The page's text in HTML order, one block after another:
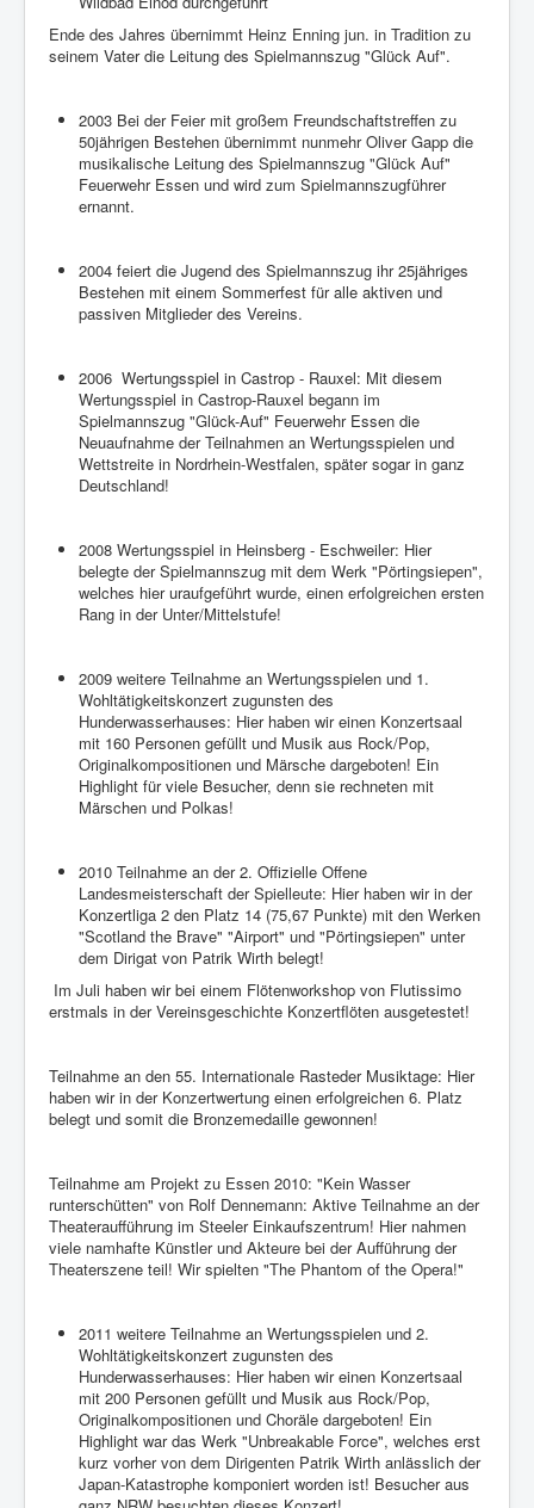
Ende des Jahres übernimmt Heinz Enning jun. in Tradition zu
seinem Vater die Leitung des Spielmannszug "Glück Auf".
2003 Bei der Feier mit großem Freundschaftstreffen zu
50jährigen Bestehen übernimmt nunmehr Oliver Gapp die
musikalische Leitung des Spielmannszug "Glück Auf"
Feuerwehr Essen und wird zum Spielmannszugführer
ernannt.
2004 feiert die Jugend des Spielmannszug ihr 25jähriges
Bestehen mit einem Sommerfest für alle aktiven und
passiven Mitglieder des Vereins.
2006 Wertungsspiel in Castrop - Rauxel: Mit diesem
Wertungsspiel in Castrop-Rauxel begann im
Spielmannszug "Glück-Auf" Feuerwehr Essen die
Neuaufnahme der Teilnahmen an Wertungsspielen und
Wettstreite in Nordrhein-Westfalen, später sogar in ganz
Deutschland!
2008 Wertungsspiel in Heinsberg - Eschweiler: Hier
belegte der Spielmannszug mit dem Werk "Pörtingsiepen",
welches hier uraufgeführt wurde, einen erfolgreichen ersten
Rang in der Unter/Mittelstufe!
2009 weitere Teilnahme an Wertungsspielen und 1.
Wohltätigkeitskonzert zugunsten des
Hunderwasserhauses: Hier haben wir einen Konzertsaal
mit 160 Personen gefüllt und Musik aus Rock/Pop,
Originalkompositionen und Märsche dargeboten! Ein
Highlight für viele Besucher, denn sie rechneten mit
Märschen und Polkas!
2010 Teilnahme an der 2. Offizielle Offene
Landesmeisterschaft der Spielleute: Hier haben wir in der
Konzertliga 2 den Platz 14 (75,67 Punkte) mit den Werken
"Scotland the Brave" "Airport" und "Pörtingsiepen" unter
dem Dirigat von Patrik Wirth belegt!
Im Juli haben wir bei einem Flötenworkshop von Flutissimo
erstmals in der Vereinsgeschichte Konzertflöten ausgetestet!
Teilnahme an den 55. Internationale Rasteder Musiktage: Hier
haben wir in der Konzertwertung einen erfolgreichen 6. Platz
belegt und somit die Bronzemedaille gewonnen!
Teilnahme am Projekt zu Essen 2010: "Kein Wasser
runterschütten" von Rolf Dennemann: Aktive Teilnahme an der
Theateraufführung im Steeler Einkaufszentrum! Hier nahmen
viele namhafte Künstler und Akteure bei der Aufführung der
Theaterszene teil! Wir spielten "The Phantom of the Opera!"
2011 weitere Teilnahme an Wertungsspielen und 2.
Wohltätigkeitskonzert zugunsten des
Hunderwasserhauses: Hier haben wir einen Konzertsaal
mit 200 Personen gefüllt und Musik aus Rock/Pop,
Originalkompositionen und Choräle dargeboten! Ein
Highlight war das Werk "Unbreakable Force", welches erst
kurz vorher von dem Dirigenten Patrik Wirth anlässlich der
Japan-Katastrophe komponiert worden ist! Besucher aus